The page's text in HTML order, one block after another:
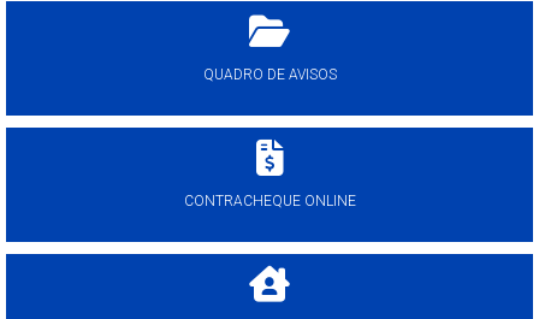
QUADRO DE AVISOS
CONTRACHEQUE ONLINE